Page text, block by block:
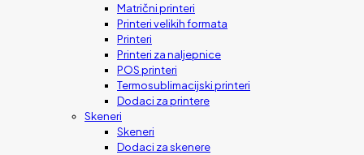
Matrični printeri
Printeri velikih formata
Printeri
Printeri za naljepnice
POS printeri
Termosublimacijski printeri
Dodaci za printere
Skeneri
Skeneri
Dodaci za skenere